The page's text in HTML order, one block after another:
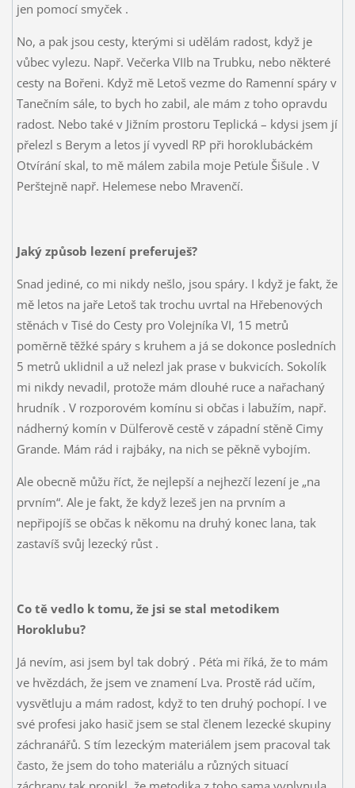
jen pomocí smyček .
No, a pak jsou cesty, kterými si udělám radost, když je
vůbec vylezu. Např. Večerka VIIb na Trubku, nebo některé
cesty na Bořeni. Když mě Letoš vezme do Ramenní spáry v
Tanečním sále, to bych ho zabil, ale mám z toho opravdu
radost. Nebo také v Jižním prostoru Teplická – kdysi jsem jí
přelezl s Berym a letos jí vyvedl RP při horoklubáckém
Otvírání skal, to mě málem zabila moje Peťule Šišule . V
Perštejně např. Helemese nebo Mravenčí.
Jaký způsob lezení preferuješ?
Snad jediné, co mi nikdy nešlo, jsou spáry. I když je fakt, že
mě letos na jaře Letoš tak trochu uvrtal na Hřebenových
stěnách v Tisé do Cesty pro Volejníka VI, 15 metrů
poměrně těžké spáry s kruhem a já se dokonce posledních
5 metrů uklidnil a už nelezl jak prase v bukvicích. Sokolík
mi nikdy nevadil, protože mám dlouhé ruce a nařachaný
hrudník . V rozporovém komínu si občas i labužím, např.
nádherný komín v Dülferově cestě v západní stěně Cimy
Grande. Mám rád i rajbáky, na nich se pěkně vybojím.
Ale obecně můžu říct, že nejlepší a nejhezčí lezení je „na
prvním“. Ale je fakt, že když lezeš jen na prvním a
nepřipojíš se občas k někomu na druhý konec lana, tak
zastavíš svůj lezecký růst .
Co tě vedlo k tomu, že jsi se stal metodikem
Horoklubu?
Já nevím, asi jsem byl tak dobrý . Péťa mi říká, že to mám
ve hvězdách, že jsem ve znamení Lva. Prostě rád učím,
vysvětluju a mám radost, když to ten druhý pochopí. I ve
své profesi jako hasič jsem se stal členem lezecké skupiny
záchranářů. S tím lezeckým materiálem jsem pracoval tak
často, že jsem do toho materiálu a různých situací